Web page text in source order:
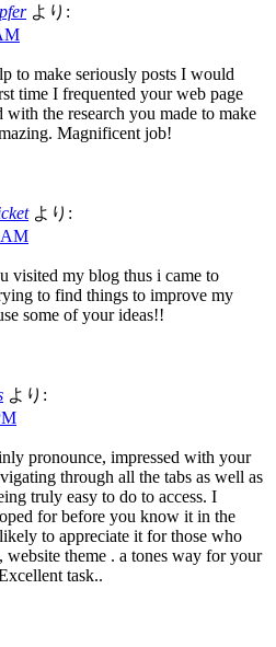
より:
to make seriously posts I would
time I frequented your web page
with the research you made to make
Magnificent job!
より:
AM
visited my blog thus i came to
to find things to improve my
some of your ideas!!
より:
pronounce, impressed with your
through all the tabs as well as
truly easy to do to access. I
for before you know it in the
to appreciate it for those who
theme . a tones way for your
task..